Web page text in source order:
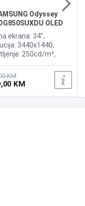
Odyssey
OLED
Gaming Curved
ekrana: 34",
3440x1440,
250cd/m²,
175Hz, AMD
Premium,
LAN, Bluetooth ,
2xHDMI,
KM
KM